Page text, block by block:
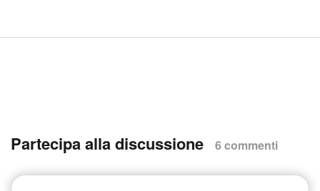
Partecipa alla discussione 6 commenti